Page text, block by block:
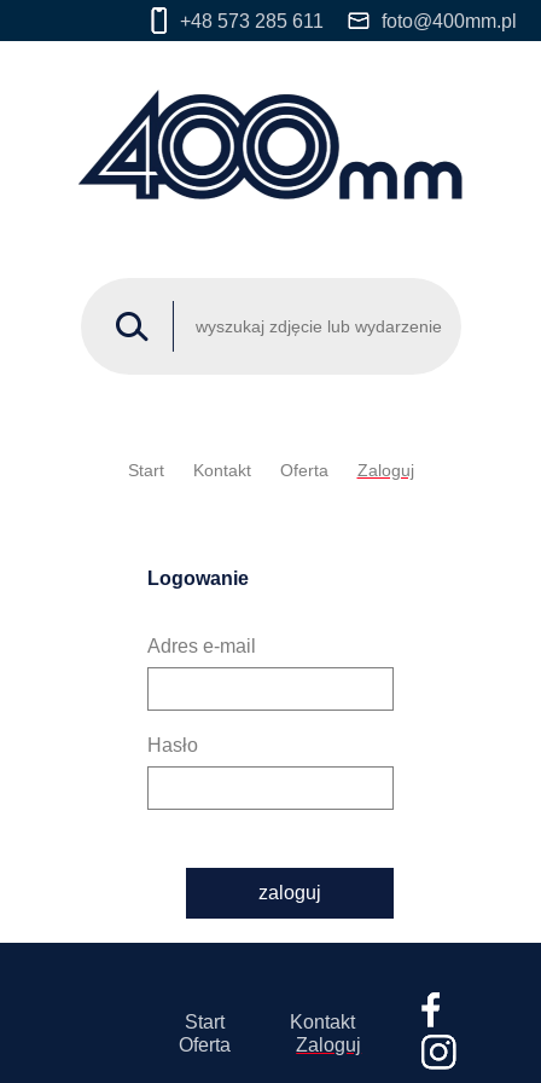
+48 573 285 611 foto@400mm.pl
Start Kontakt Oferta Zaloguj
Logowanie
Adres e-mail
Hasło
zaloguj
Start
Kontakt
Oferta
Zaloguj